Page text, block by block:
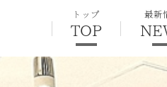
トップ
TOP
最新